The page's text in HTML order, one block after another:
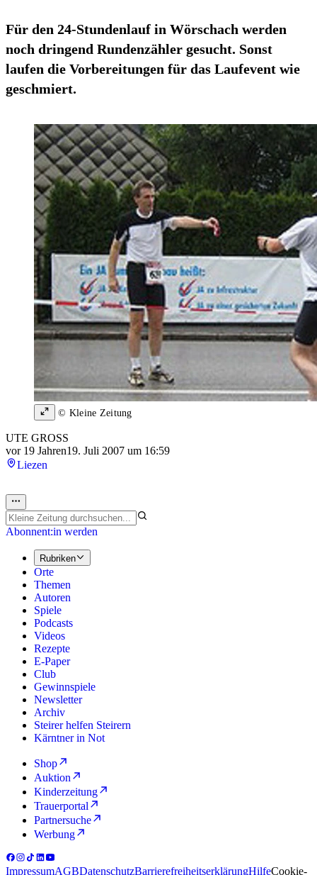
Für den 24-Stundenlauf in Wörschach werden
noch dringend Rundenzähler gesucht. Sonst
laufen die Vorbereitungen für das Laufevent wie
geschmiert.
© Kleine Zeitung
UTE GROSS
vor 19 Jahren19. Juli 2007 um 16:59
Liezen
Abonnent:in werden
Rubriken
Orte
Themen
Autoren
Spiele
Podcasts
Videos
Rezepte
E-Paper
Club
Gewinnspiele
Newsletter
Archiv
Steirer helfen Steirern
Kärntner in Not
Shop
Auktion
Kinderzeitung
Trauerportal
Partnersuche
Werbung
ImpressumAGBDatenschutzBarrierefreiheitserklärungHilfeCookie-